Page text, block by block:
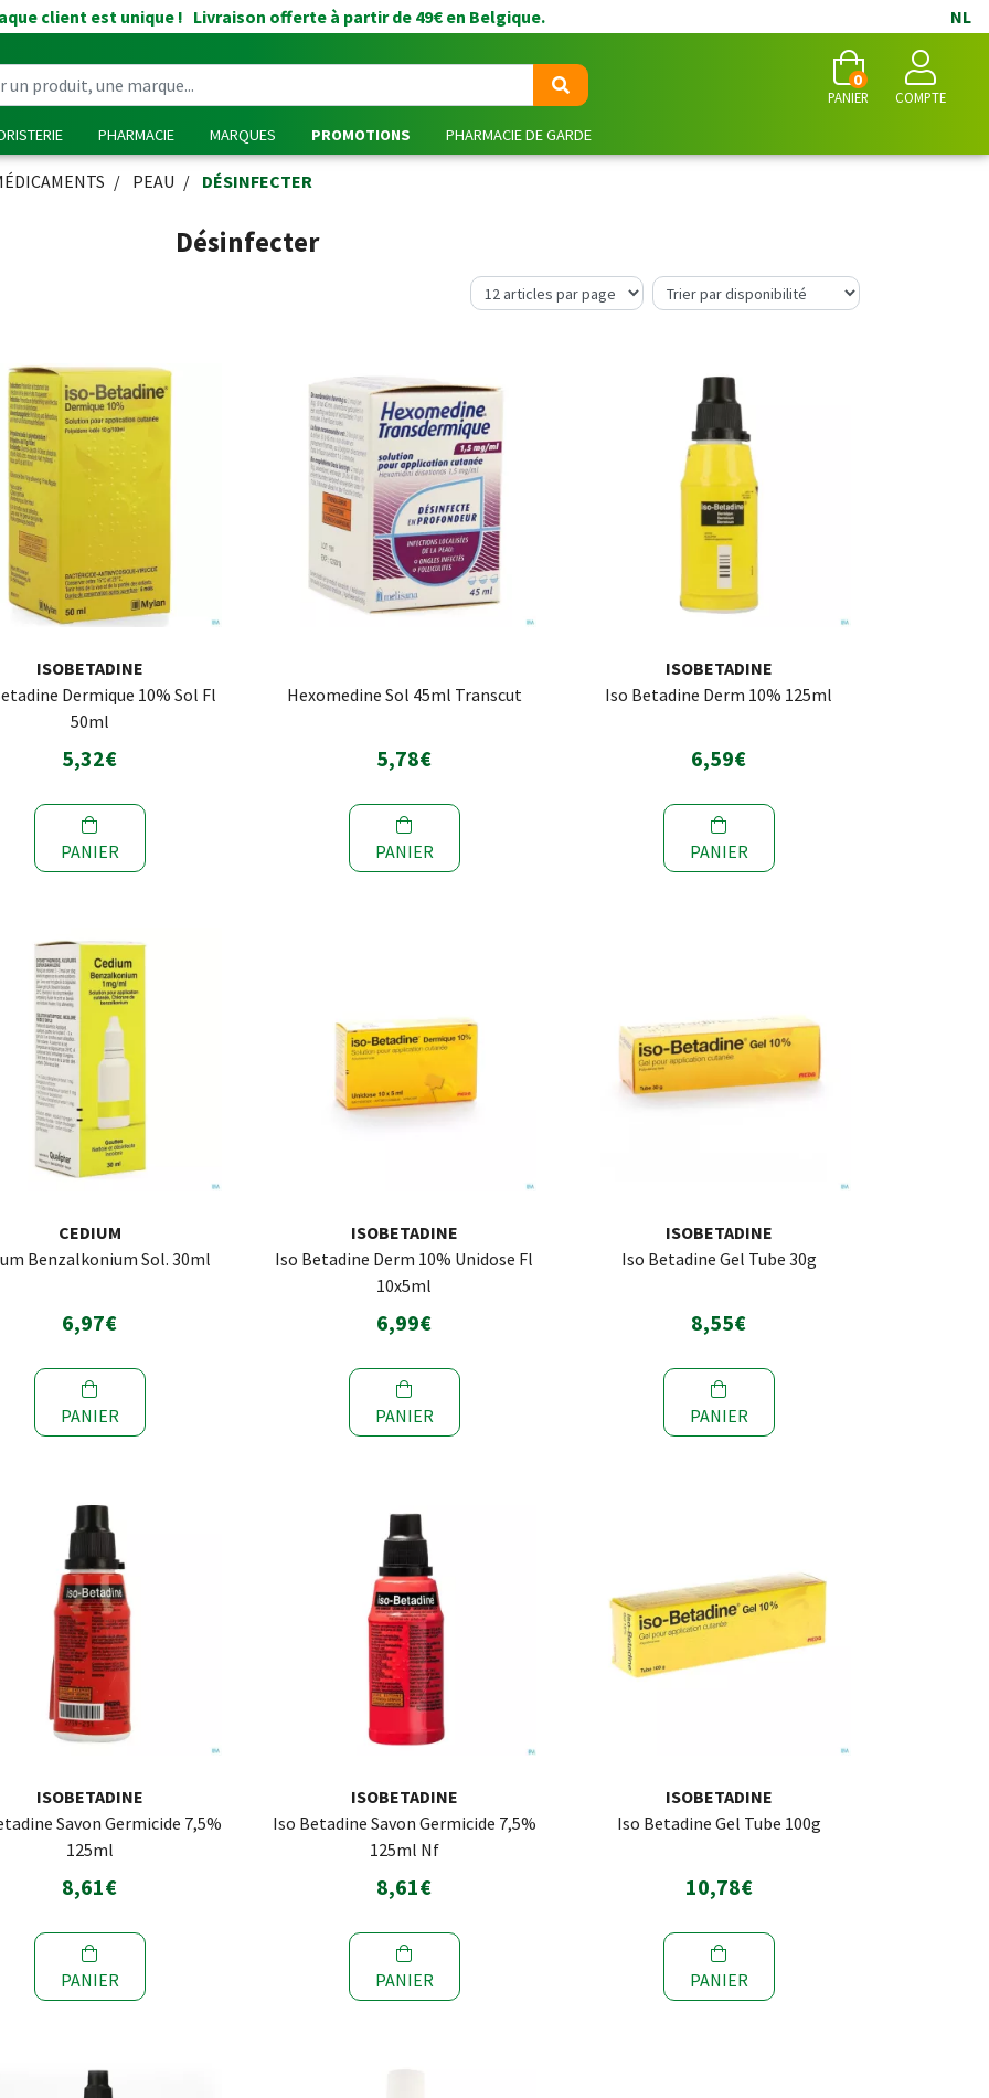
client est unique ! Livraison offerte à partir de 49€ en Belgique. NL
PANIER
0
COMPTE
PHARMACIE MARQUES PROMOTIONS PHARMACIE DE GARDE
PEAU DÉSINFECTER
Désinfecter
ISOBETADINE
Dermique 10% Sol Fl
50ml
5,32€
PANIER
Hexomedine Sol 45ml Transcut
5,78€
PANIER
ISOBETADINE
Iso Betadine Derm 10% 125ml
6,59€
PANIER
CEDIUM
Benzalkonium Sol. 30ml
6,97€
PANIER
ISOBETADINE
Iso Betadine Derm 10% Unidose Fl
10x5ml
6,99€
PANIER
ISOBETADINE
Iso Betadine Gel Tube 30g
8,55€
PANIER
ISOBETADINE
Savon Germicide 7,5%
125ml
8,61€
PANIER
ISOBETADINE
Iso Betadine Savon Germicide 7,5%
125ml Nf
8,61€
PANIER
ISOBETADINE
Iso Betadine Gel Tube 100g
10,78€
PANIER